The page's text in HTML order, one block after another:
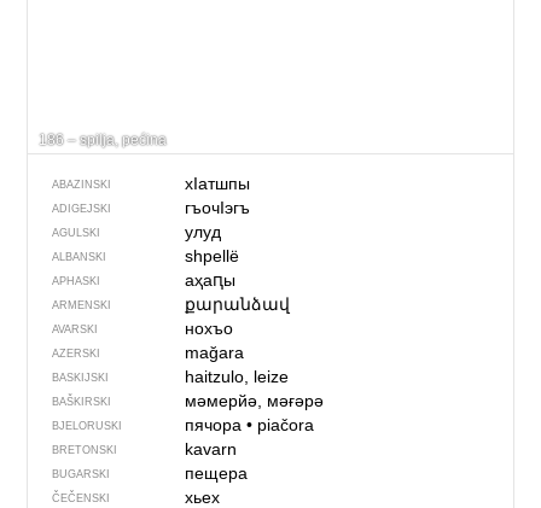
186 – spilja, pećina
ABAZINSKI хIатшпы
ADIGEJSKI гъочIэгъ
AGULSKI улуд
ALBANSKI shpellë
APHASKI аҳаԥы
ARMENSKI քարանձավ
AVARSKI нохъо
AZERSKI mağara
BASKIJSKI haitzulo, leize
BAŠKIRSKI мәмерйә, мәғәрә
BJELORUSKI пячора• piačora
BRETONSKI kavarn
BUGARSKI пещера
ČEČENSKI хьех